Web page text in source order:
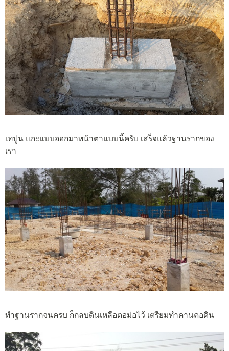
เทปูน แกะแบบออกมาหน้าตาแบบนี้ครับ เสร็จแล้วฐานรากของ
เรา
ทำฐานรากจนครบ ก็กลบดินเหลือตอม่อไว้ เตรียมทำคานคอดิน